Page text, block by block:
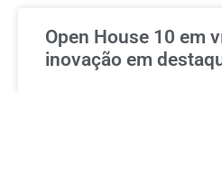
Open House 10 em
inovação em